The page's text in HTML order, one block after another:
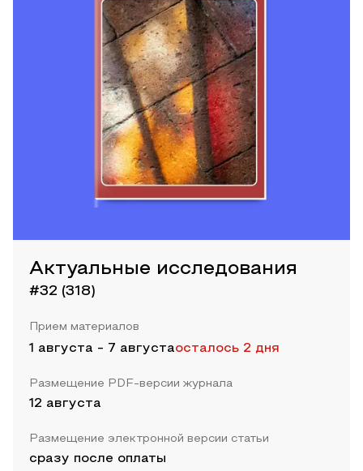
Актуальные исследования
#32 (318)
Прием материалов
1 августа - 7 августаосталось 2 дня
Размещение PDF-версии журнала
12 августа
Размещение электронной версии статьи
сразу после оплаты